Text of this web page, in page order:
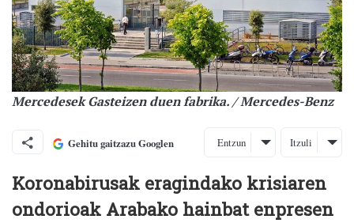
Mercedesek Gasteizen duen fabrika. / Mercedes-Benz
Gehitu gaitzazu Googlen Entzun Itzuli
Koronabirusak eragindako krisiaren
ondorioak Arabako hainbat enpresen